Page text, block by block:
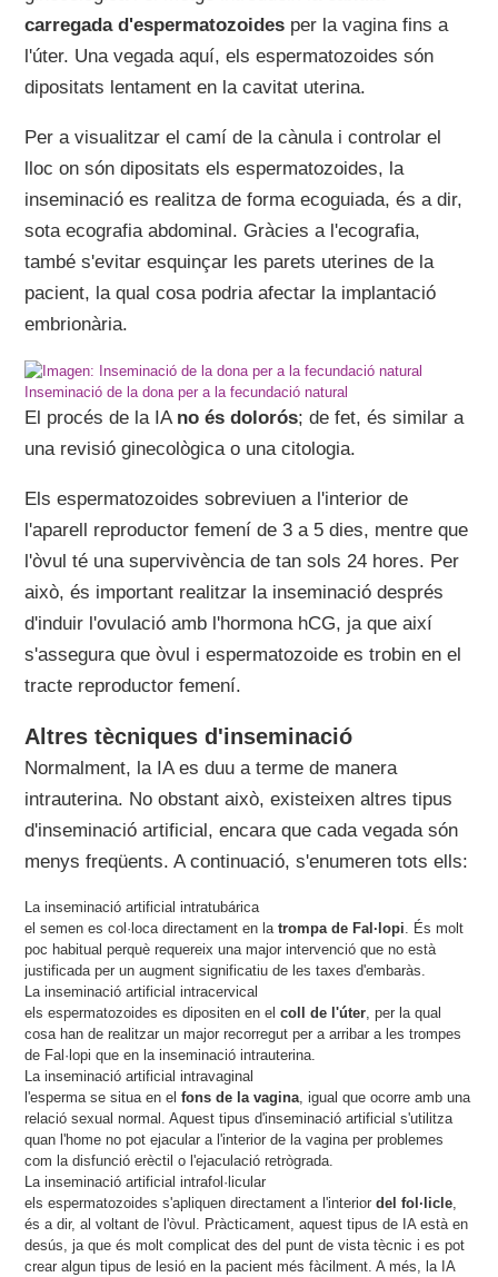
carregada d'espermatozoides per la vagina fins a
l'úter. Una vegada aquí, els espermatozoides són
dipositats lentament en la cavitat uterina.
Per a visualitzar el camí de la cànula i controlar el
lloc on són dipositats els espermatozoides, la
inseminació es realitza de forma ecoguiada, és a dir,
sota ecografia abdominal. Gràcies a l'ecografia,
també s'evitar esquinçar les parets uterines de la
pacient, la qual cosa podria afectar la implantació
embrionària.
Inseminació de la dona per a la fecundació natural
El procés de la IA no és dolorós; de fet, és similar a
una revisió ginecològica o una citologia.
Els espermatozoides sobreviuen a l'interior de
l'aparell reproductor femení de 3 a 5 dies, mentre que
l'òvul té una supervivència de tan sols 24 hores. Per
això, és important realitzar la inseminació després
d'induir l'ovulació amb l'hormona hCG, ja que així
s'assegura que òvul i espermatozoide es trobin en el
tracte reproductor femení.
Altres tècniques d'inseminació
Normalment, la IA es duu a terme de manera
intrauterina. No obstant això, existeixen altres tipus
d'inseminació artificial, encara que cada vegada són
menys freqüents. A continuació, s'enumeren tots ells:
La inseminació artificial intratubárica
el semen es col·loca directament en latrompa de Fal·lopi. És molt
poc habitual perquè requereix una major intervenció que no està
justificada per un augment significatiu de les taxes d'embaràs.
La inseminació artificial intracervical
els espermatozoides es dipositen en elcoll de l'úter, per la qual
cosa han de realitzar un major recorregut per a arribar a les trompes
de Fal·lopi que en la inseminació intrauterina.
La inseminació artificial intravaginal
l'esperma se situa en elfons de la vagina, igual que ocorre amb una
relació sexual normal. Aquest tipus d'inseminació artificial s'utilitza
quan l'home no pot ejacular a l'interior de la vagina per problemes
com la disfunció erèctil o l'ejaculació retrògrada.
La inseminació artificial intrafol·licular
els espermatozoides s'apliquen directament a l'interiordel fol·licle,
és a dir, al voltant de l'òvul. Pràcticament, aquest tipus de IA està en
desús, ja que és molt complicat des del punt de vista tècnic i es pot
crear algun tipus de lesió en la pacient més fàcilment. A més, la IA